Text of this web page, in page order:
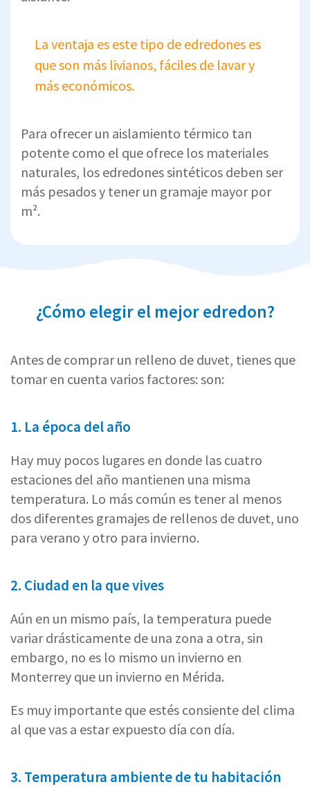
La ventaja es este tipo de edredones es
que son más livianos, fáciles de lavar y
más económicos.
Para ofrecer un aislamiento térmico tan
potente como el que ofrece los materiales
naturales, los edredones sintéticos deben ser
más pesados y tener un gramaje mayor por
m².
¿Cómo elegir el mejor edredon?
Antes de comprar un relleno de duvet, tienes que
tomar en cuenta varios factores: son:
1. La época del año
Hay muy pocos lugares en donde las cuatro
estaciones del año mantienen una misma
temperatura. Lo más común es tener al menos
dos diferentes gramajes de rellenos de duvet, uno
para verano y otro para invierno.
2. Ciudad en la que vives
Aún en un mismo país, la temperatura puede
variar drásticamente de una zona a otra, sin
embargo, no es lo mismo un invierno en
Monterrey que un invierno en Mérida.
Es muy importante que estés consiente del clima
al que vas a estar expuesto día con día.
3. Temperatura ambiente de tu habitación